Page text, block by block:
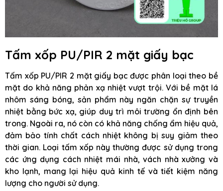
Tấm xốp PU/PIR 2 mặt giấy bạc
Tấm xốp PU/PIR 2 mặt giấy bạc được phân loại theo bề
mặt do khả năng phản xạ nhiệt vượt trội. Với bề mặt lá
nhôm sáng bóng, sản phẩm này ngăn chặn sự truyền
nhiệt bằng bức xạ, giúp duy trì môi trường ổn định bên
trong. Ngoài ra, nó còn có khả năng chống ẩm hiệu quả,
đảm bảo tính chất cách nhiệt không bị suy giảm theo
thời gian. Loại tấm xốp này thường được sử dụng trong
các ứng dụng cách nhiệt mái nhà, vách nhà xưởng và
kho lạnh, mang lại hiệu quả kinh tế và tiết kiệm năng
lượng cho người sử dụng.